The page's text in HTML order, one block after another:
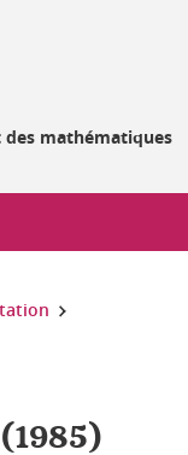
mathématiques